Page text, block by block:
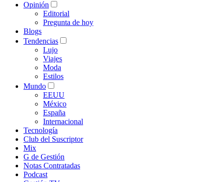
Opinión
Editorial
Pregunta de hoy
Blogs
Tendencias
Lujo
Viajes
Moda
Estilos
Mundo
EEUU
México
España
Internacional
Tecnología
Club del Suscriptor
Mix
G de Gestión
Notas Contratadas
Podcast